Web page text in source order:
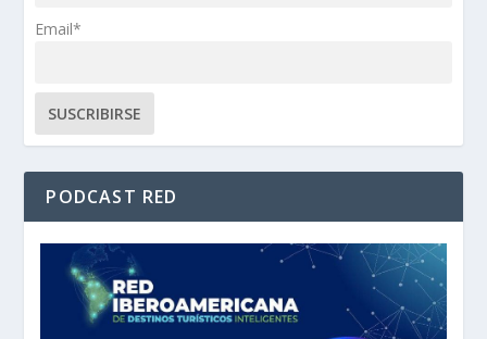
Email*
PODCAST RED